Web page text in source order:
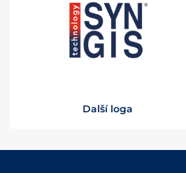
Další loga